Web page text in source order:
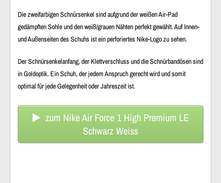
Die zweifarbigen Schnürsenkel sind aufgrund der weißen Air-Pad
gedämpften Sohle und den weiß/grauen Nähten perfekt gewählt. Auf Innen-
und Außenseiten des Schuhs ist ein perforiertes Nike-Logo zu sehen.
Der Schnürsenkelanfang, der Klettverschluss und die Schnürbandösen sind
in Goldoptik. Ein Schuh, der jedem Anspruch gerecht wird und somit
optimal für jede Gelegenheit oder Jahreszeit ist.
zum Nike Air Force 1 High Premium LE
Schwarz Weiss